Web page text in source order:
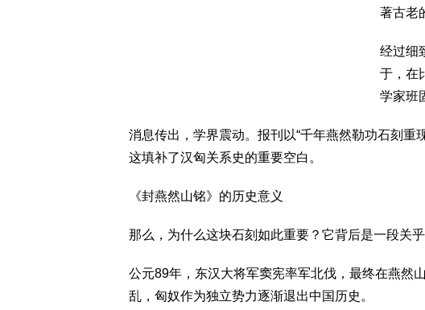
著古老
经过细
于，在
学家班
消息传出，学界震动。报刊以“千年燕然勒功石刻重
这填补了汉匈关系史的重要空白。
《封燕然山铭》的历史意义
那么，为什么这块石刻如此重要？它背后是一段关乎
公元89年，东汉大将军窦宪率军北伐，最终在燕然
乱，匈奴作为独立势力逐渐退出中国历史。